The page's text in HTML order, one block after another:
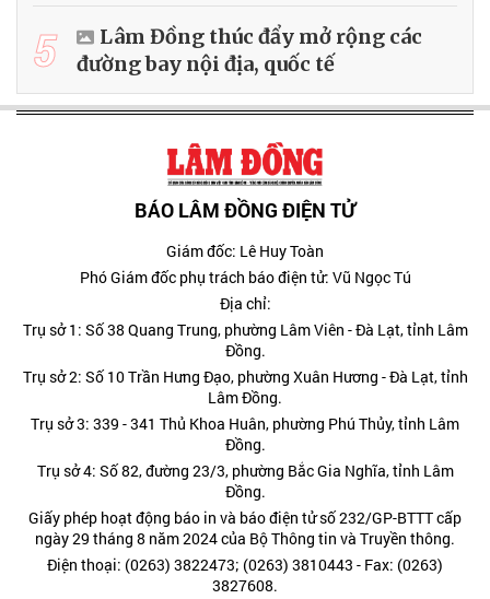
5
Lâm Đồng thúc đẩy mở rộng các
đường bay nội địa, quốc tế
BÁO LÂM ĐỒNG ĐIỆN TỬ
Giám đốc: Lê Huy Toàn
Phó Giám đốc phụ trách báo điện tử: Vũ Ngọc Tú
Địa chỉ:
Trụ sở 1: Số 38 Quang Trung, phường Lâm Viên - Đà Lạt, tỉnh Lâm
Đồng.
Trụ sở 2: Số 10 Trần Hưng Đạo, phường Xuân Hương - Đà Lạt, tỉnh
Lâm Đồng.
Trụ sở 3: 339 - 341 Thủ Khoa Huân, phường Phú Thủy, tỉnh Lâm
Đồng.
Trụ sở 4: Số 82, đường 23/3, phường Bắc Gia Nghĩa, tỉnh Lâm
Đồng.
Giấy phép hoạt động báo in và báo điện tử số 232/GP-BTTT cấp
ngày 29 tháng 8 năm 2024 của Bộ Thông tin và Truyền thông.
Điện thoại: (0263) 3822473; (0263) 3810443 - Fax: (0263)
3827608.